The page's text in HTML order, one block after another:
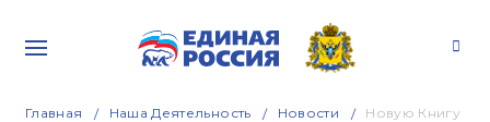
Главная Наша Деятельность Новости
Новую Книгу